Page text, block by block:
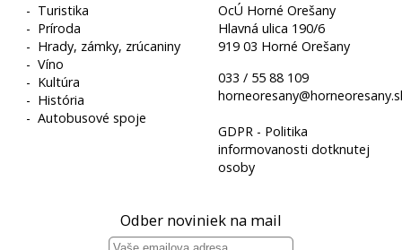
- Turistika
- Príroda
- Hrady, zámky, zrúcaniny
-Víno
- Kultúra
- História
-Autobusové spoje
OcÚ Horné Orešany
Hlavná ulica 190/6
919 03 Horné Orešany
033 / 55 88 109
GDPR - Politika
informovanosti dotknutej
osoby
Odber noviniek na mail